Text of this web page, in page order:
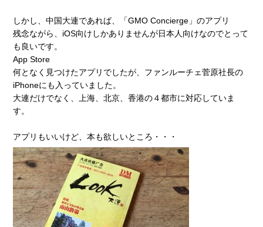
しかし、中国大連であれば、「GMO Concierge」のアプリ
残念ながら、iOS向けしかありませんが日本人向けなのでとって
も良いです。
App Store
何となく見つけたアプリでしたが、ファンルーチェ菅原社長の
iPhoneにも入っていました。
大連だけでなく、上海、北京、香港の４都市に対応していま
す。
アプリもいいけど、本も欲しいところ・・・